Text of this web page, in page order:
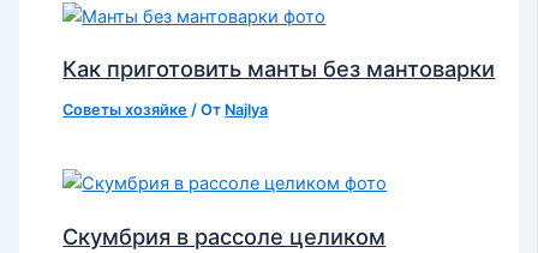
Как приготовить манты без мантоварки
Советы хозяйке / От Najlya
Скумбрия в рассоле целиком